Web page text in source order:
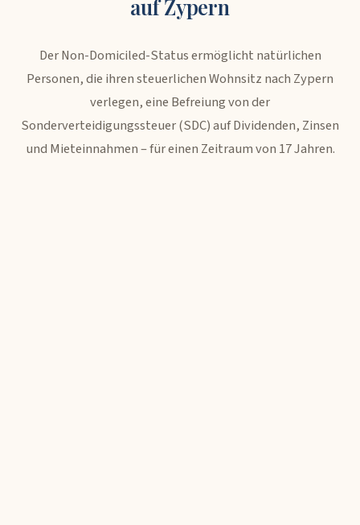
auf Zypern
Der Non-Domiciled-Status ermöglicht natürlichen
Personen, die ihren steuerlichen Wohnsitz nach Zypern
verlegen, eine Befreiung von der
Sonderverteidigungssteuer (SDC) auf Dividenden, Zinsen
und Mieteinnahmen – für einen Zeitraum von 17 Jahren.